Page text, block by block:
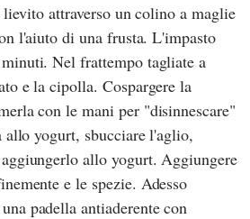
attraverso un colino a maglie
l'aiuto di una frusta. L'impasto
Nel frattempo tagliate a
e la cipolla. Cospargere la
con le mani per "disinnescare"
yogurt, sbucciare l'aglio,
allo yogurt. Aggiungere
e le spezie. Adesso
padella antiaderente con